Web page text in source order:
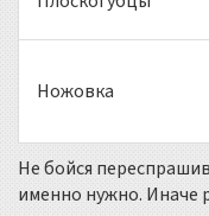
Ножовка
Не бойся
именно нужно. Иначе